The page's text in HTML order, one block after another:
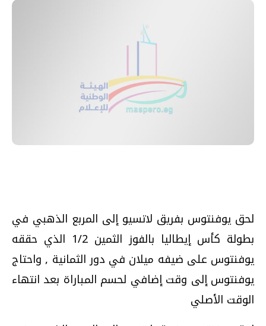
لحق يوفنتوس بفريق لاتسيو إلى المربع الذهبي في
بطولة كأس إيطاليا بالفوز الثمين 1/2 الذي حققه
يوفنتوس على ضيفه ميلان في دور الثمانية , واحتاج
يوفنتوس إلى وقت إضافي لحسم المباراة بعد انتهاء
الوقت الأصلي